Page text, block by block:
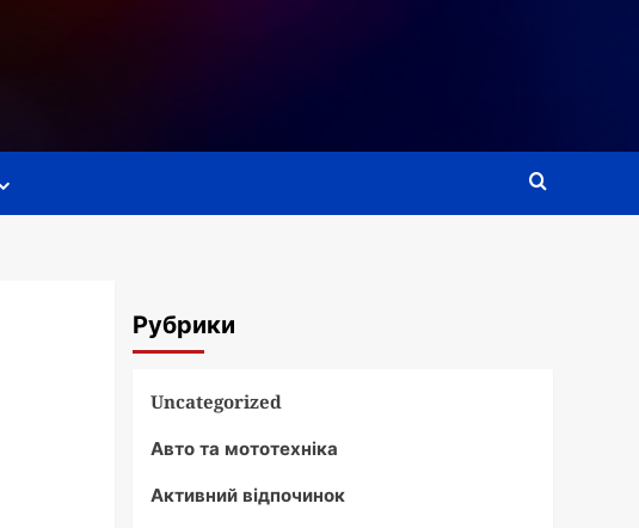
Рубрики
Uncategorized
Авто та мототехніка
Активний відпочинок